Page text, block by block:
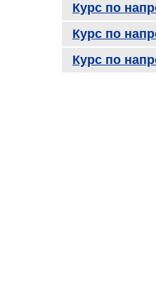
Курс по
Курс по
Курс по